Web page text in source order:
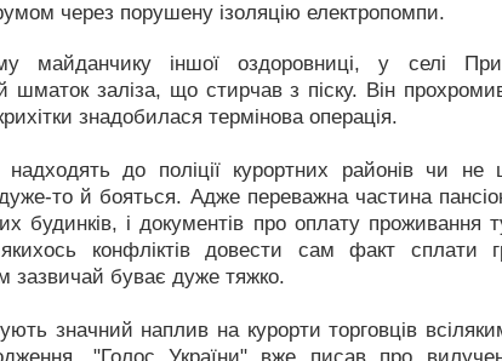
через порушену ізоляцію електропомпи.
майданчику іншої оздоровниці, у селі
шматок заліза, що стирчав з піску. Він
знадобилася термінова операція.
до поліції курортних районів чи не
то й бояться. Адже переважна частина
будинків, і документів про оплату проживання
конфліктів довести сам факт сплати
зазвичай буває дуже тяжко.
значний наплив на курорти торговців